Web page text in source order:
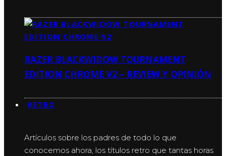
RAZER BLACKWIDOW TOURNAMENT
EDITION CHROME V2 – REVIEW Y OPINIÓN
RETRO
Artículos sobre los padres de todo lo que
conocemos ahora, los títulos retro que tantas horas